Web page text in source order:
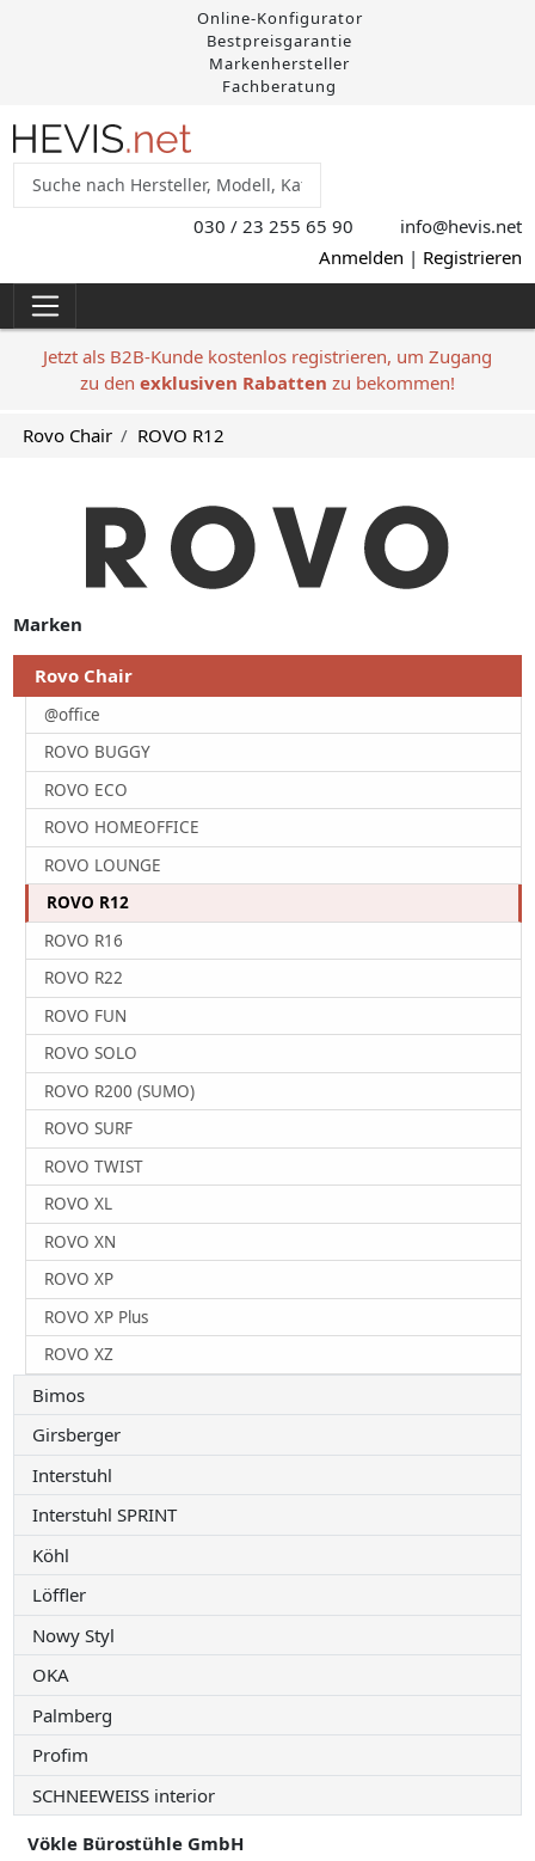
Online-Konfigurator
Bestpreisgarantie
Markenhersteller
Fachberatung
030 / 23 255 65 90 info@hevis.net
Anmelden | Registrieren
Jetzt als B2B-Kunde kostenlos registrieren, um Zugang
zu den exklusiven Rabatten zu bekommen!
Rovo Chair ROVO R12
Marken
Rovo Chair
@office
ROVO BUGGY
ROVO ECO
ROVO HOMEOFFICE
ROVO LOUNGE
ROVO R12
ROVO R16
ROVO R22
ROVO FUN
ROVO SOLO
ROVO R200 (SUMO)
ROVO SURF
ROVO TWIST
ROVO XL
ROVO XN
ROVO XP
ROVO XP Plus
ROVO XZ
Bimos
Girsberger
Interstuhl
Interstuhl SPRINT
Köhl
Löffler
Nowy Styl
OKA
Palmberg
Profim
SCHNEEWEISS interior
Vökle Bürostühle GmbH